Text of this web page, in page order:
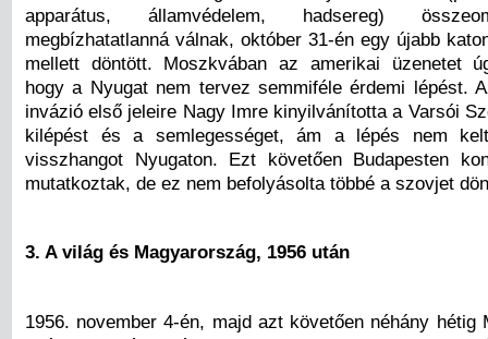
apparátus, államvédelem, hadsereg)
megbízhatatlanná válnak, október 31-én egy újabb
mellett döntött. Moszkvában az amerikai üzenetet
hogy a Nyugat nem tervez semmiféle érdemi lépést.
invázió első jeleire Nagy Imre kinyilvánította a Varsói
kilépést és a semlegességet, ám a lépés nem
visszhangot Nyugaton. Ezt követően Budapesten
mutatkoztak, de ez nem befolyásolta többé a szovjet
3. A világ és Magyarország, 1956 után
1956. november 4-én, majd azt követően néhány hétig